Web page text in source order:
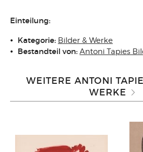
Einteilung:
Kategorie: Bilder & Werke
Bestandteil von: Antoni Tapies
WEITERE ANTONI
WERKE